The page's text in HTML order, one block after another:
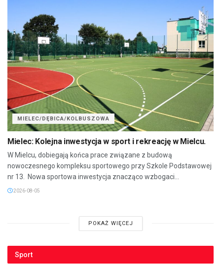
MIELEC/DĘBICA/KOLBUSZOWA
Mielec: Kolejna inwestycja w sport i rekreację w Mielcu.
W Mielcu, dobiegają końca prace związane z budową
nowoczesnego kompleksu sportowego przy Szkole Podstawowej
nr 13. Nowa sportowa inwestycja znacząco wzbogaci...
2026-08-05
POKAŻ WIĘCEJ
Sport